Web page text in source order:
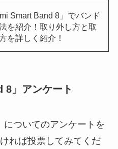
Smart Band 8」でバンド
を紹介！取り外し方と取
を詳しく紹介！
8」アンケート
についてのアンケートを
れば投票してみてくだ